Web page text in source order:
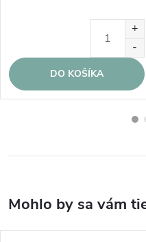
DO KOŠÍKA